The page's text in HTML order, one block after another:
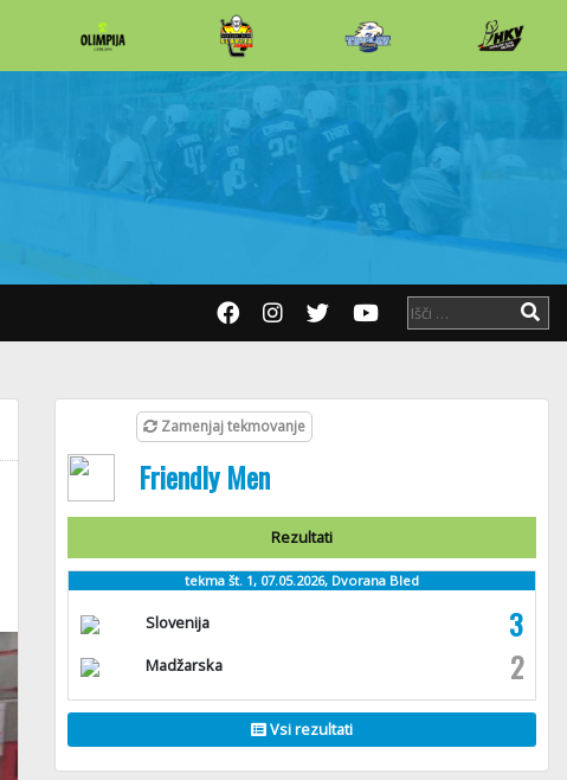
Zamenjaj tekmovanje
Friendly Men
Rezultati
tekma št. 1, 07.05.2026, Dvorana Bled
Slovenija 3
Madžarska 2
Vsi rezultati